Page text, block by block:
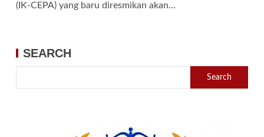
(IK-CEPA) yang baru diresmikan akan...
SEARCH
Search